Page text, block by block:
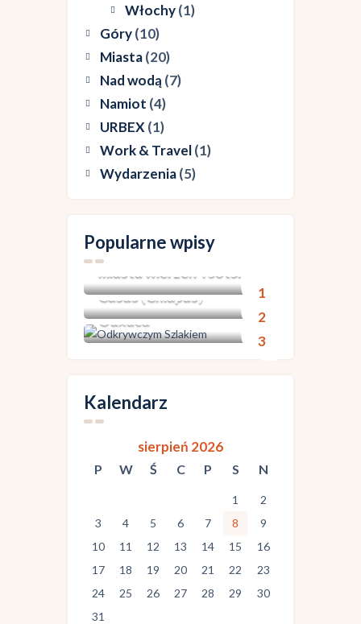
Włochy(1)
Góry(10)
Miasta(20)
Nad wodą (7)
Namiot (4)
URBEX (1)
Work & Travel(1)
Wydarzenia(5)
Popularne wpisy
Meksyk: San Juan
Chamula i Zinancantán –
Meksyk: Dia de Muertos
+ San Cristobal de las
Casas (Chiapas)
Meksyk: Puerto
Escondido & Zipolite &
Mazunte – wybrzeże
Oaxaca
Kalendarz
sierpień 2026
P W Ś C P S N
1
2
3
4 5 6 7 8
9
10
11 12 13 14 15
16
17
18 19 20 21 22
23
24
25 26 27 28 29
30
31